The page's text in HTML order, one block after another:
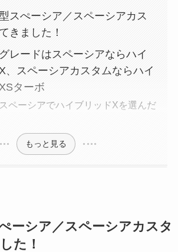
スぺーシア／スペーシアカス
きました！
レードはスペーシアならハイ
、スペーシアカスタムならハイ
ターボ
ペーシアでハイブリッドXを選んだ
もっと見る
ーシア／スペーシアカスタ
た！